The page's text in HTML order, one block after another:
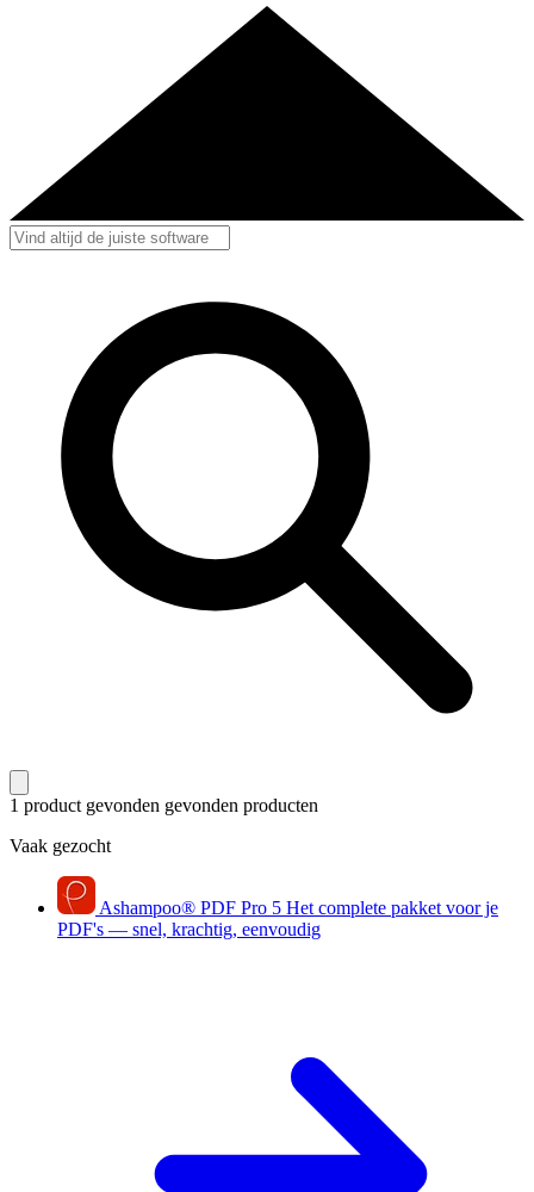
1 product gevonden gevonden producten
Vaak gezocht
Ashampoo® PDF Pro 5 Het complete pakket voor je
PDF's — snel, krachtig, eenvoudig